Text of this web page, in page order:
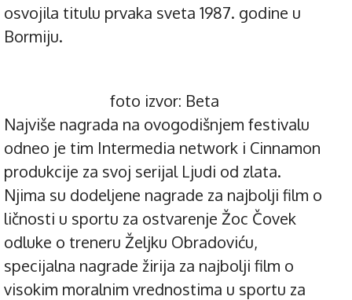
osvojila titulu prvaka sveta 1987. godine u
Bormiju.
foto izvor: Beta
Najviše nagrada na ovogodišnjem festivalu
odneo je tim Intermedia network i Cinnamon
produkcije za svoj serijal Ljudi od zlata.
Njima su dodeljene nagrade za najbolji film o
ličnosti u sportu za ostvarenje Žoc Čovek
odluke o treneru Željku Obradoviću,
specijalna nagrade žirija za najbolji film o
visokim moralnim vrednostima u sportu za